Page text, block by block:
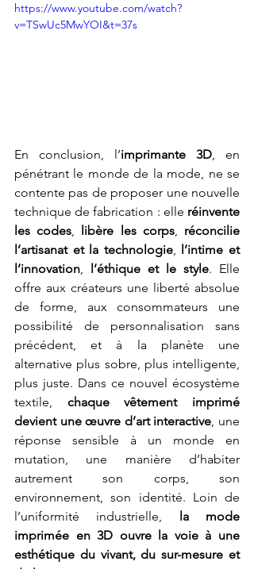
https://www.youtube.com/watch?
v=TSwUc5MwYOI&t=37s
En conclusion, l’imprimante 3D, en
pénétrant le monde de la mode, ne se
contente pas de proposer une nouvelle
technique de fabrication : elle réinvente
les codes, libère les corps, réconcilie
l’artisanat et la technologie,
l’intime et
l’innovation, l’éthique et le style. Elle
offre aux créateurs une liberté absolue
de forme, aux consommateurs une
possibilité de personnalisation sans
précédent, et à la planète une
alternative plus sobre, plus intelligente,
plus juste. Dans ce nouvel écosystème
textile, chaque vêtement imprimé
devient une œuvre d’art interactive, une
réponse sensible à un monde en
mutation, une manière d’habiter
autrement son corps, son
environnement, son identité. Loin de
l’uniformité industrielle,
la mode
imprimée en 3D ouvre la voie à une
esthétique du vivant, du sur-mesure et